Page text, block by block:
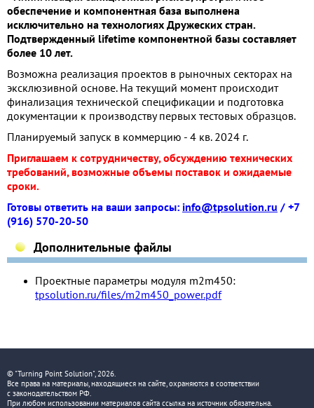
обеспечение и компонентная база выполнена
исключительно на технологиях Дружеских стран.
Подтвержденный lifetime компонентной базы составляет
более 10 лет.
Возможна реализация проектов в рыночных секторах на
эксклюзивной основе. На текущий момент происходит
финализация технической спецификации и подготовка
документации к производству первых тестовых образцов.
Планируемый запуск в коммерцию - 4 кв. 2024 г.
Приглашаем к сотрудничеству, обсуждению технических
требований, возможные объемы поставок и ожидаемые
сроки.
Готовы ответить на ваши запросы: info@tpsolution.ru / +7
(916) 570-20-50
Дополнительные файлы
Проектные параметры модуля m2m450:
tpsolution.ru/files/m2m450_power.pdf
© "Turning Point Solution", 2026.
Все права на материалы, находящиеся на сайте, охраняются в соответствии
с законодательством РФ.
При любом использовании материалов сайта ссылка на источник обязательна.